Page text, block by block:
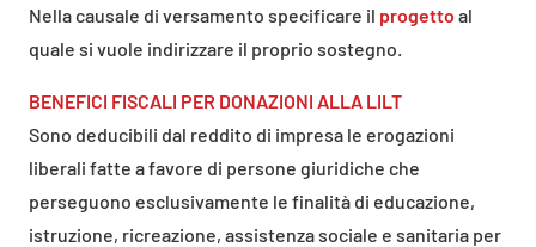
Nella causale di versamento specificare il progetto al
quale si vuole indirizzare il proprio sostegno.
BENEFICI FISCALI PER DONAZIONI ALLA LILT
Sono deducibili dal reddito di impresa le erogazioni
liberali fatte a favore di persone giuridiche che
perseguono esclusivamente le finalità di educazione,
istruzione, ricreazione, assistenza sociale e sanitaria per